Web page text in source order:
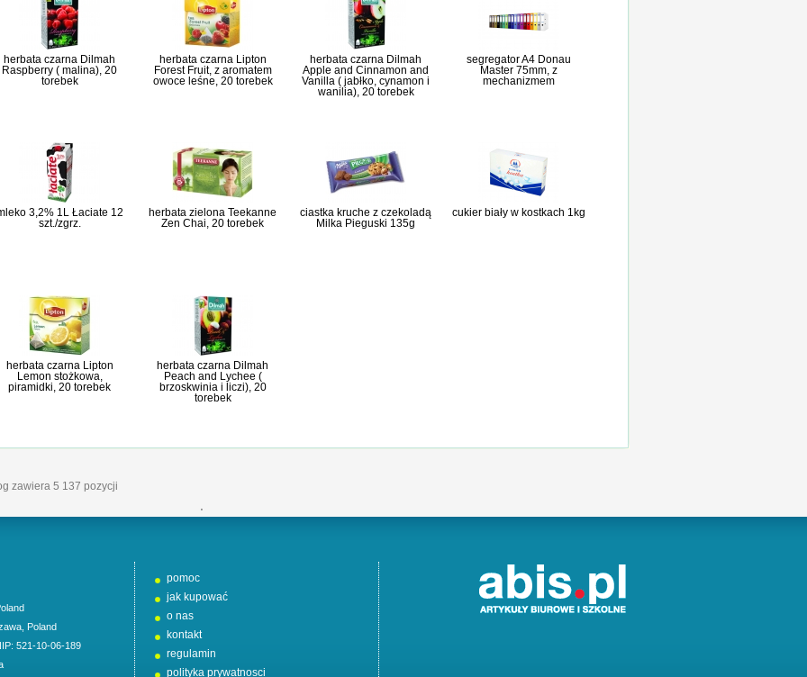
herbata czarna Dilmah
Raspberry ( malina), 20
torebek
herbata czarna Lipton
Forest Fruit, z aromatem
owoce leśne, 20 torebek
herbata czarna Dilmah
Apple and Cinnamon and
Vanilla ( jabłko, cynamon i
wanilia), 20 torebek
segregator A4 Donau
Master 75mm, z
mechanizmem
3,2% 1L Łaciate 12
szt./zgrz.
herbata zielona Teekanne
Zen Chai, 20 torebek
ciastka kruche z czekoladą
Milka Pieguski 135g
cukier biały w kostkach 1kg
herbata czarna Lipton
Lemon stożkowa,
piramidki, 20 torebek
herbata czarna Dilmah
Peach and Lychee (
brzoskwinia i liczi), 20
torebek
zawiera 5 137 pozycji
'
Poland
521-10-06-189
pomoc
jak kupować
o nas
kontakt
regulamin
polityka prywatnosci